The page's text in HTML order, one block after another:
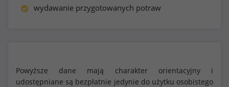
wydawanie przygotowanych potraw
Powyższe dane mają charakter orientacyjny i
udostępniane są bezpłatnie jedynie do użytku osobistego